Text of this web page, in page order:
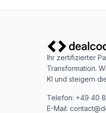
Ihr zertifizierter
Transformation.
KI und steigern
Telefon: +49 40
E-Mail: